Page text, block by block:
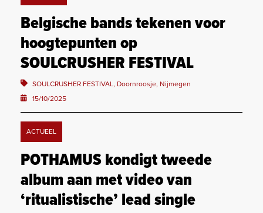
Belgische bands tekenen voor
hoogtepunten op
SOULCRUSHER FESTIVAL
SOULCRUSHER FESTIVAL, Doornroosje, Nijmegen
15/10/2025
ACTUEEL
POTHAMUS kondigt tweede
album aan met video van
‘ritualistische’ lead single